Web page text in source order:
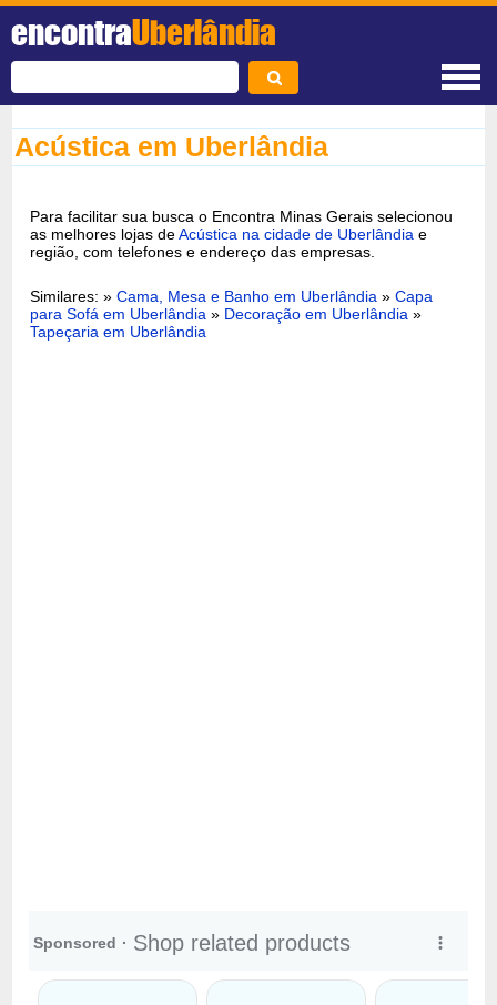
encontraUberlândia
Acústica em Uberlândia
Para facilitar sua busca o Encontra Minas Gerais selecionou
as melhores lojas deAcústica na cidade de Uberlândia e
região, com telefones e endereço das empresas.
Similares: »Cama, Mesa e Banho em Uberlândia »Capa
para Sofá em Uberlândia » Decoração em Uberlândia »
Tapeçaria em Uberlândia